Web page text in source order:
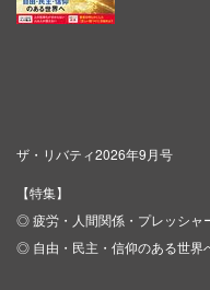
ザ・リバティ2026年9月号
【特集】
◎ 疲労・人間関係・プレッシャ
◎ 自由・民主・信仰のある世界